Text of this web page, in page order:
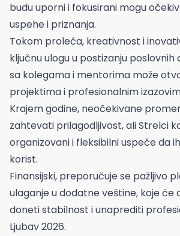
budu uporni i fokusirani mogu
uspehe i priznanja.
Tokom proleća, kreativnost i
ključnu ulogu u postizanju poslovnih
sa kolegama i mentorima može
projektima i profesionalnim
Krajem godine, neočekivane
zahtevati prilagodljivost, ali Strelci
organizovani i fleksibilni uspeće da
korist.
Finansijski, preporučuje se pažljivo
ulaganje u dodatne veštine, koje će
doneti stabilnost i unaprediti
Ljubav 2026.